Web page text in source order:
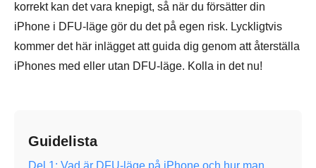
korrekt kan det vara knepigt, så när du försätter din
iPhone i DFU-läge gör du det på egen risk. Lyckligtvis
kommer det här inlägget att guida dig genom att återställa
iPhones med eller utan DFU-läge. Kolla in det nu!
Guidelista